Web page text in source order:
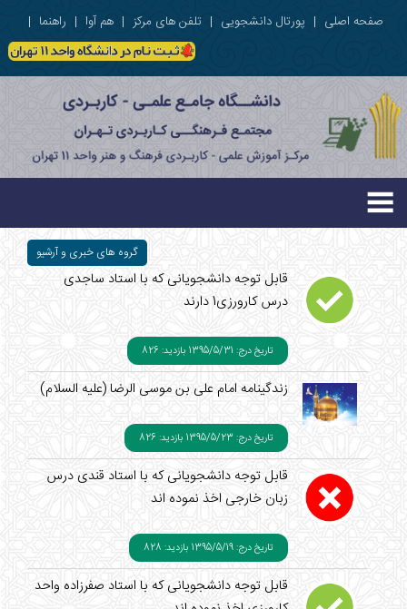
صفحه اصلی | پورتال دانشجویی | تلفن های مرکز | هم آوا | راهنما |
گروه های خبری و آرشیو
قابل توجه دانشجویانی که با استاد ساجدی
درس کارورزی1 دارند
تاریخ درج: 1395/5/31 بازدید: 826
زندگینامه امام علی بن موسی الرضا (علیه السلام)
تاریخ درج: 1395/5/23 بازدید: 826
قابل توجه دانشجویانی که با استاد قندی درس
زبان خارجی اخذ نموده اند
تاریخ درج: 1395/5/19 بازدید: 828
قابل توجه دانشجویانی که با استاد صفرزاده واحد